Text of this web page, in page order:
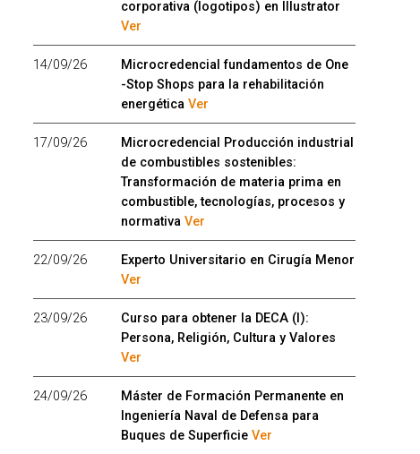
corporativa (logotipos) en Illustrator
Ver
14/09/26
Microcredencial fundamentos de One
-Stop Shops para la rehabilitación
energética Ver
17/09/26
Microcredencial Producción industrial
de combustibles sostenibles:
Transformación de materia prima en
combustible, tecnologías, procesos y
normativa Ver
22/09/26
Experto Universitario en Cirugía Menor
Ver
23/09/26
Curso para obtener la DECA (I):
Persona, Religión, Cultura y Valores
Ver
24/09/26
Máster de Formación Permanente en
Ingeniería Naval de Defensa para
Buques de Superficie Ver